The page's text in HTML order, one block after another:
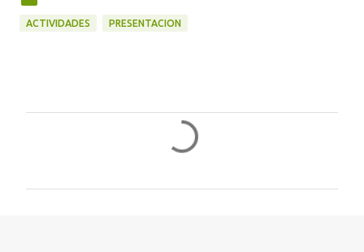
ACTIVIDADES PRESENTACION